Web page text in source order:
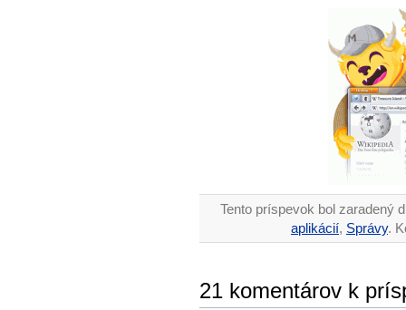
Tento príspevok bol zaradený
aplikácií, Správy.
21 komentárov k